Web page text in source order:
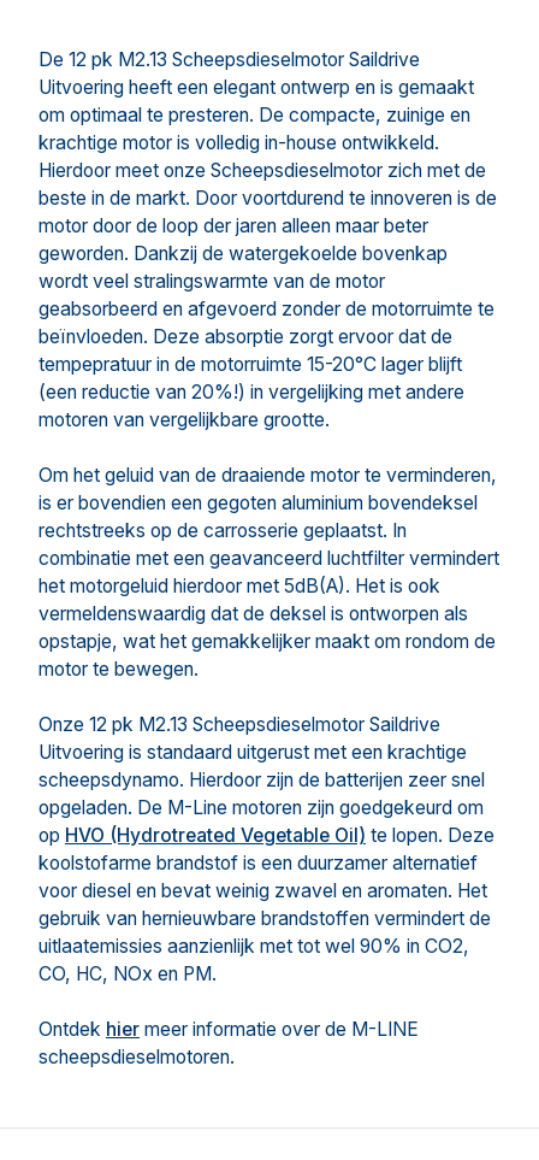
De 12 pk M2.13 Scheepsdieselmotor Saildrive
Uitvoering heeft een elegant ontwerp en is gemaakt
om optimaal te presteren. De compacte, zuinige en
krachtige motor is volledig in-house ontwikkeld.
Hierdoor meet onze Scheepsdieselmotor zich met de
beste in de markt. Door voortdurend te innoveren is de
motor door de loop der jaren alleen maar beter
geworden. Dankzij de watergekoelde bovenkap
wordt veel stralingswarmte van de motor
geabsorbeerd en afgevoerd zonder de motorruimte te
beïnvloeden. Deze absorptie zorgt ervoor dat de
tempepratuur in de motorruimte 15-20°C lager blijft
(een reductie van 20%!) in vergelijking met andere
motoren van vergelijkbare grootte.
Om het geluid van de draaiende motor te verminderen,
is er bovendien een gegoten aluminium bovendeksel
rechtstreeks op de carrosserie geplaatst. In
combinatie met een geavanceerd luchtfilter vermindert
het motorgeluid hierdoor met 5dB(A). Het is ook
vermeldenswaardig dat de deksel is ontworpen als
opstapje, wat het gemakkelijker maakt om rondom de
motor te bewegen.
Onze 12 pk M2.13 Scheepsdieselmotor Saildrive
Uitvoering is standaard uitgerust met een krachtige
scheepsdynamo. Hierdoor zijn de batterijen zeer snel
opgeladen. De M-Line motoren zijn goedgekeurd om
op HVO (Hydrotreated Vegetable Oil) te lopen. Deze
koolstofarme brandstof is een duurzamer alternatief
voor diesel en bevat weinig zwavel en aromaten. Het
gebruik van hernieuwbare brandstoffen vermindert de
uitlaatemissies aanzienlijk met tot wel 90% in CO2,
CO, HC, NOx en PM.
Ontdek hier meer informatie over de M-LINE
scheepsdieselmotoren.